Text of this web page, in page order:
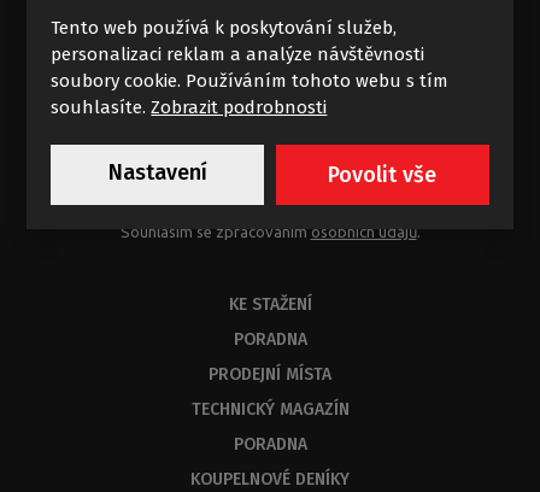
Novinky a akce na e-mail
Chci dostávat výhodné nabídky
Souhlasím se zpracováním osobních údajů.
KE STAŽENÍ
PORADNA
PRODEJNÍ MÍSTA
TECHNICKÝ MAGAZÍN
PORADNA
KOUPELNOVÉ DENÍKY
Tento web používá k poskytování služeb,
personalizaci reklam a analýze návštěvnosti
soubory cookie. Používáním tohoto webu s tím
souhlasíte.Zobrazit podrobnosti
Nastavení Povolit vše